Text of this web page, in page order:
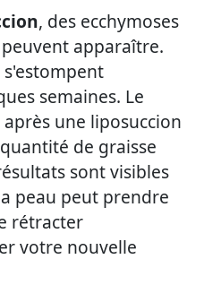
, des ecchymoses
apparaître.
s'estompent
semaines. Le
une liposuccion
de graisse
sont visibles
peau peut prendre
rétracter
votre nouvelle